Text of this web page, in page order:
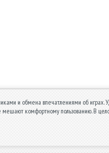
и обмена впечатлениями об играх.
комфортному пользованию. В